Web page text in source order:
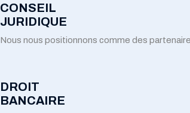
CONSEIL
JURIDIQUE
Nous nous positionnons comme des
DROIT
BANCAIRE